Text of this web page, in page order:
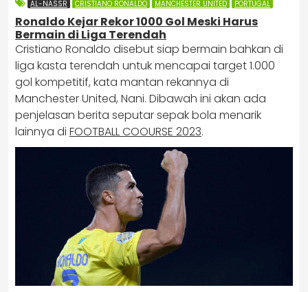
AL-NASSR CRISTIANO RONALDO MANCHESTER UNITED PORTUGAL
Ronaldo Kejar Rekor 1000 Gol Meski Harus
Bermain di Liga Terendah
Cristiano Ronaldo disebut siap bermain bahkan di
liga kasta terendah untuk mencapai target 1.000
gol kompetitif, kata mantan rekannya di
Manchester United, Nani. Dibawah ini akan ada
penjelasan berita seputar sepak bola menarik
lainnya di FOOTBALL COOURSE 2023.